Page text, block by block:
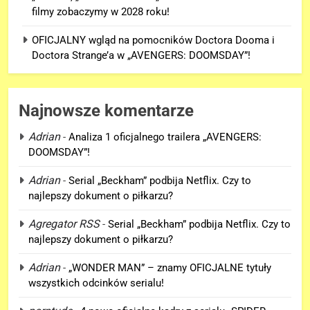
filmy zobaczymy w 2028 roku!
OFICJALNY wgląd na pomocników Doctora Dooma i
Doctora Strange’a w „AVENGERS: DOOMSDAY”!
Najnowsze komentarze
Adrian- Analiza 1 oficjalnego trailera „AVENGERS:
DOOMSDAY”!
Adrian- Serial „Beckham” podbija Netflix. Czy to
najlepszy dokument o piłkarzu?
Agregator RSS- Serial „Beckham” podbija Netflix. Czy to
najlepszy dokument o piłkarzu?
Adrian- „WONDER MAN” – znamy OFICJALNE tytuły
wszystkich odcinków serialu!
OFICJALNY wgląd na
pomocników Doctora Dooma i
Doctora Strange’a w
„AVENGERS: DOOMSDAY”!
FILMY
6
Nowy wgląd na Doctora Dooma